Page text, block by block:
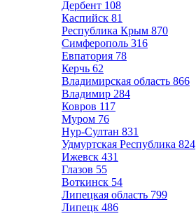
Дербент 108
Каспийск 81
Республика Крым 870
Симферополь 316
Евпатория 78
Керчь 62
Владимирская область 866
Владимир 284
Ковров 117
Муром 76
Нур-Султан 831
Удмуртская Республика 824
Ижевск 431
Глазов 55
Воткинск 54
Липецкая область 799
Липецк 486